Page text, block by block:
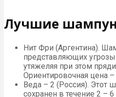
Лучшие
Нит Фри (Аргентина).
представляющих
утяжеляя при этом
Ориентировочная цена
Веда – 2 (Россия). Этот
сохранен в течение 2 –